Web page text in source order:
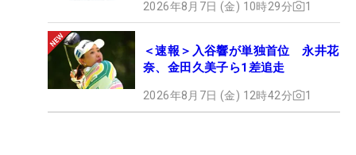
2026年8月7日 (金) 10時29分 1
＜速報＞入谷響が単独首位 永井花
奈、金田久美子ら1差追走
2026年8月7日 (金) 12時42分 1